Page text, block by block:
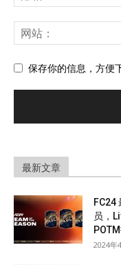
保存你的信息，方便
最新文章
FC24
员，
2024年